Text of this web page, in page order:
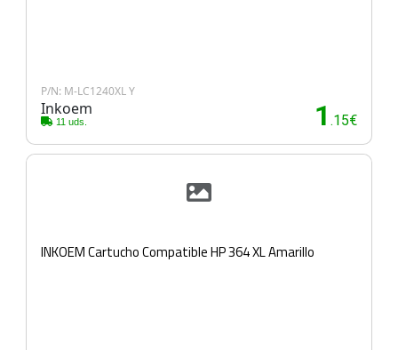
P/N: M-LC1240XL Y
Inkoem
11 uds. 1 .15€
INKOEM Cartucho Compatible HP 364 XL Amarillo